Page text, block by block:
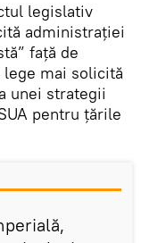
legislativ
administrației
față de
mai solicită
unei strategii
pentru țările